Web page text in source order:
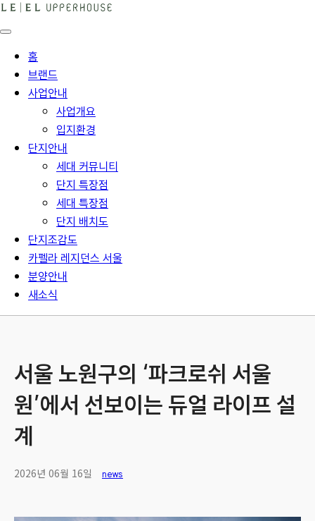
홈
브랜드
사업안내
사업개요
입지환경
단지안내
세대 커뮤니티
단지 특장점
세대 특장점
단지 배치도
단지조감도
카펠라 레지던스 서울
분양안내
새소식
서울 노원구의 ‘파크로쉬 서울
원’에서 선보이는 듀얼 라이프 설
계
2026년 06월 16일 news